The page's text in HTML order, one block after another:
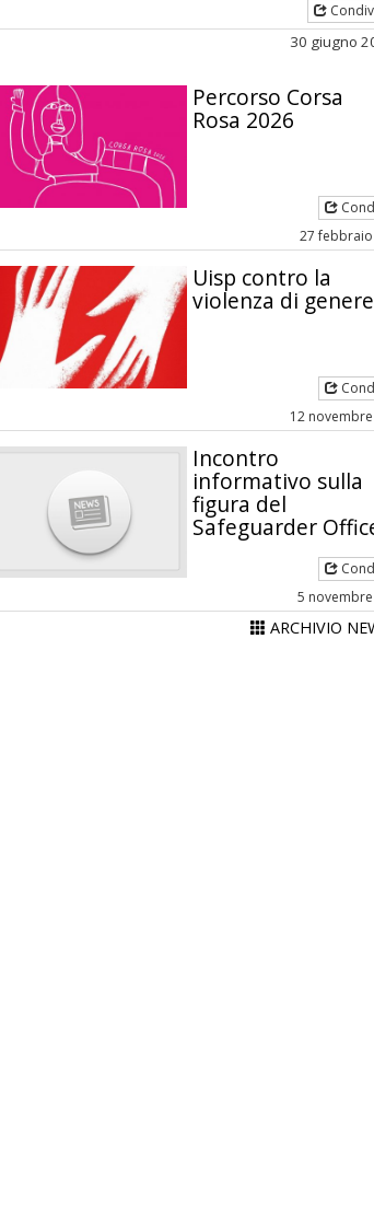
30 giugno
Percorso Corsa
Rosa 2026
27
Uisp contro la
violenza di genere
12
Incontro
informativo sulla
figura del
Safeguarder
5
ARCHIVIO